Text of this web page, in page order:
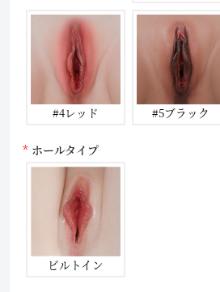
#4レッド #5ブラック
ホールタイプ
ビルトイン